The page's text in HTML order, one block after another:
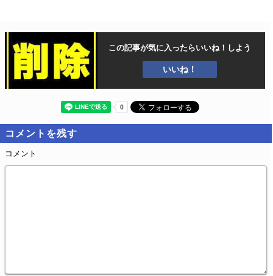
この記事が気に入ったらいいね！しよう
いいね！
コメントを残す
コメント